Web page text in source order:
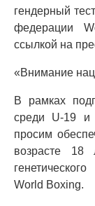
гендерный
федерации
ссылкой на
«Внимание
В рамках
среди U-19 и
просим
возрасте 18
World Boxing.